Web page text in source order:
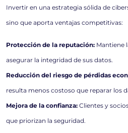
Invertir en una estrategia sólida de
sino que aporta ventajas competitivas:
Protección de la reputación: Mantiene
asegurar la integridad de sus datos.
Reducción del riesgo de pérdidas
resulta menos costoso que reparar los
Mejora de la confianza: Clientes y
que priorizan la seguridad.